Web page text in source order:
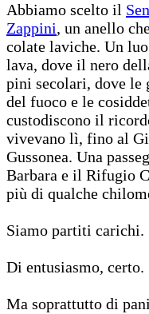
Abbiamo scelto il
Zappini, un anello
colate laviche. Un
lava, dove il nero
pini secolari, dove le
del fuoco e le
custodiscono il
vivevano lì, fino al
Gussonea. Una
Barbara e il Rifugio
più di qualche
Siamo partiti carichi.
Di entusiasmo, certo.
Ma soprattutto di